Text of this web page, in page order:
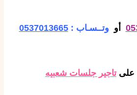
أو وتــسـاب :0537013665
علىتاجير جلسات شعبيه